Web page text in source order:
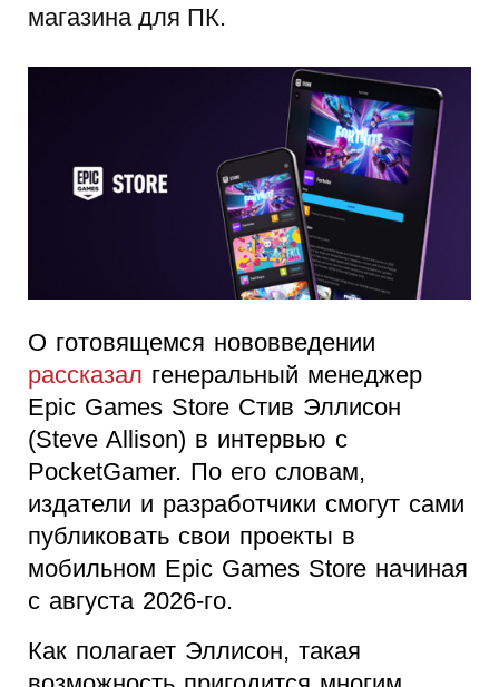
магазина для ПК.
О готовящемся нововведении
рассказал генеральный менеджер
Epic Games Store Стив Эллисон
(Steve Allison) в интервью с
PocketGamer. По его словам,
издатели и разработчики смогут сами
публиковать свои проекты в
мобильном Epic Games Store начиная
с августа 2026-го.
Как полагает Эллисон, такая